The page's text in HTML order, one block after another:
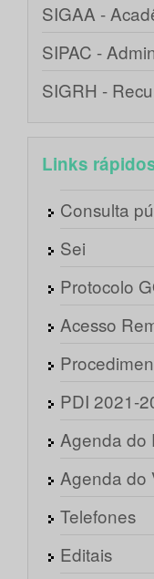
SIGAA -
SIPAC -
SIGRH -
Links
Consulta
Sei
Protocolo
Acesso
PDI 2021-
Agenda do
Agenda do
Telefones
Editais